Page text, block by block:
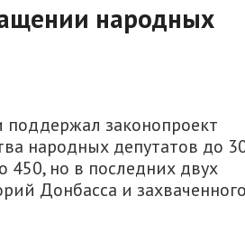
народных
законопроект
народных депутатов до
450, но в последних двух
Донбасса и захваченного